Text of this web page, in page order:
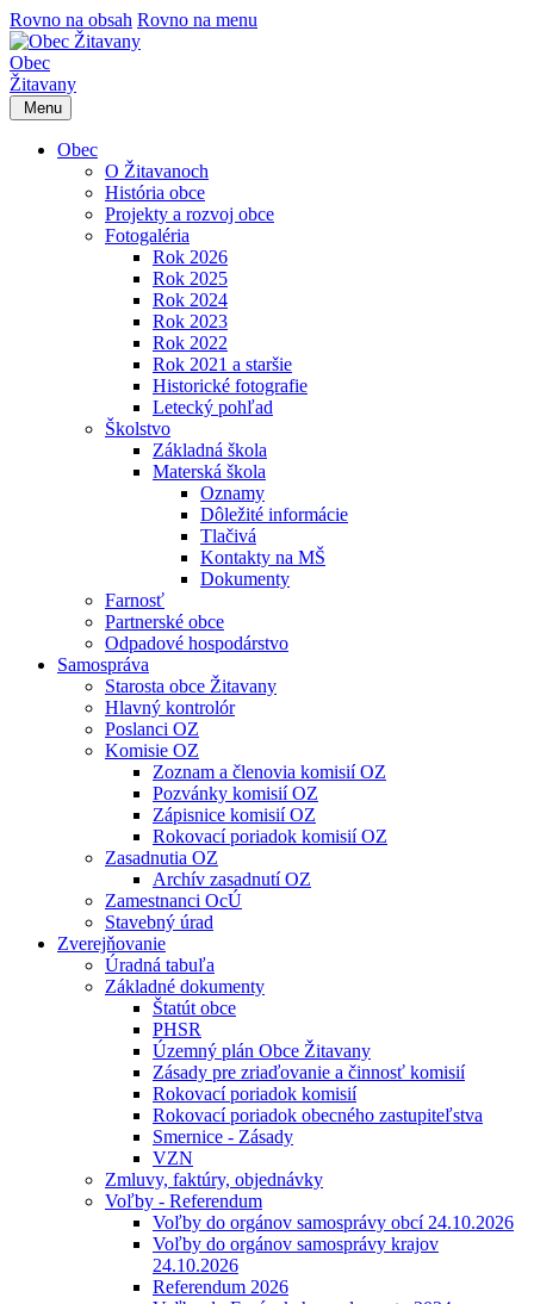
Rovno na obsah Rovno na menu
Obec
Žitavany
Menu
Obec
O Žitavanoch
História obce
Projekty a rozvoj obce
Fotogaléria
Rok 2026
Rok 2025
Rok 2024
Rok 2023
Rok 2022
Rok 2021 a staršie
Historické fotografie
Letecký pohľad
Školstvo
Základná škola
Materská škola
Oznamy
Dôležité informácie
Tlačivá
Kontakty na MŠ
Dokumenty
Farnosť
Partnerské obce
Odpadové hospodárstvo
Samospráva
Starosta obce Žitavany
Hlavný kontrolór
Poslanci OZ
Komisie OZ
Zoznam a členovia komisií OZ
Pozvánky komisií OZ
Zápisnice komisií OZ
Rokovací poriadok komisií OZ
Zasadnutia OZ
Archív zasadnutí OZ
Zamestnanci OcÚ
Stavebný úrad
Zverejňovanie
Úradná tabuľa
Základné dokumenty
Štatút obce
PHSR
Územný plán Obce Žitavany
Zásady pre zriaďovanie a činnosť komisií
Rokovací poriadok komisií
Rokovací poriadok obecného zastupiteľstva
Smernice - Zásady
VZN
Zmluvy, faktúry, objednávky
Voľby - Referendum
Voľby do orgánov samosprávy obcí 24.10.2026
Voľby do orgánov samosprávy krajov
24.10.2026
Referendum 2026